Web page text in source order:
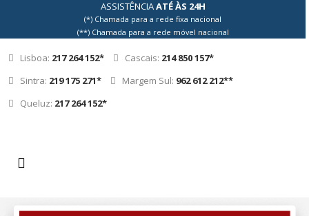
ASSISTÊNCIAATÉ ÀS 24H
(*) Chamada para a rede fixa nacional
(**) Chamada para a rede móvel nacional
Lisboa: 217 264 152* Cascais: 214 850 157*
Sintra: 219 175 271* Margem Sul: 962 612 212**
Queluz: 217 264 152*